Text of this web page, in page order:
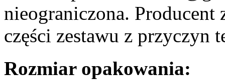
nieograniczona. Producent
części zestawu z przyczyn
Rozmiar opakowania: